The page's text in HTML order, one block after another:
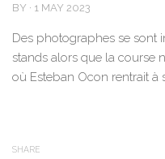
BY · 1 MAY 2023
Des photographes se sont
stands alors que la course
où Esteban Ocon rentrait à
SHARE